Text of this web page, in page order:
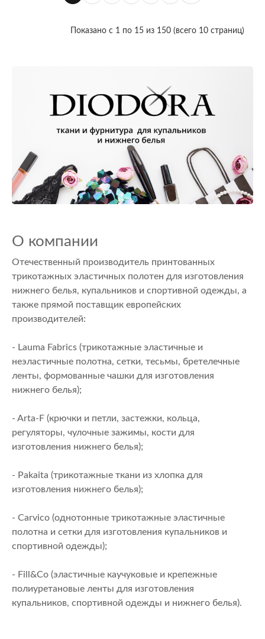
Показано с 1 по 15 из 150 (всего 10 страниц)
О компании
Отечественный производитель принтованных
трикотажных эластичных полотен для изготовления
нижнего белья, купальников и спортивной одежды, а
также прямой поставщик европейских
производителей:
- Lauma Fabrics (трикотажные эластичные и
неэластичные полотна, сетки, тесьмы, бретелечные
ленты, формованные чашки для изготовления
нижнего белья);
- Arta-F (крючки и петли, застежки, кольца,
регуляторы, чулочные зажимы, кости для
изготовления нижнего белья);
- Pakaita (трикотажные ткани из хлопка для
изготовления нижнего белья);
- Carvico (однотонные трикотажные эластичные
полотна и сетки для изготовления купальников и
спортивной одежды);
- Fill&Co (эластичные каучуковые и крепежные
полиуретановые ленты для изготовления
купальников, спортивной одежды и нижнего белья).